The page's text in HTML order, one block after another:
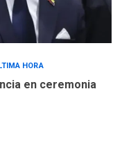
HORA
en ceremonia